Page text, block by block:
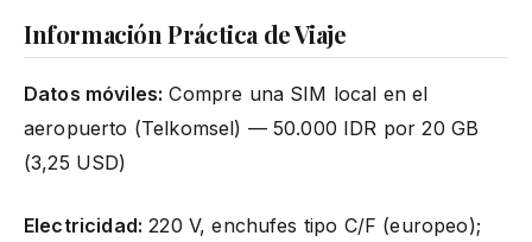
Información Práctica de Viaje
Datos móviles: Compre una SIM local en el
aeropuerto (Telkomsel) — 50.000 IDR por 20 GB
(3,25 USD)
Electricidad: 220 V, enchufes tipo C/F (europeo);